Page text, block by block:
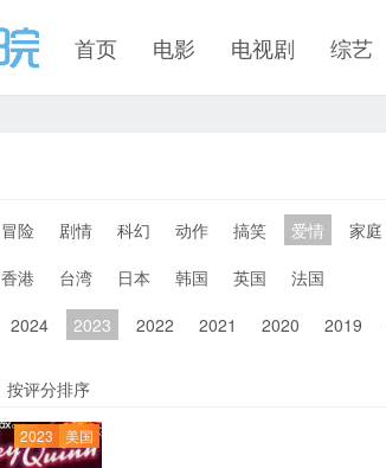
首页 电影 电视剧 综艺
冒险 剧情 科幻 动作 搞笑 爱情 家庭
香港 台湾 日本 韩国 英国
法国
2024 2023 2022 2021 2020 2019
按评分排序
2023 美国